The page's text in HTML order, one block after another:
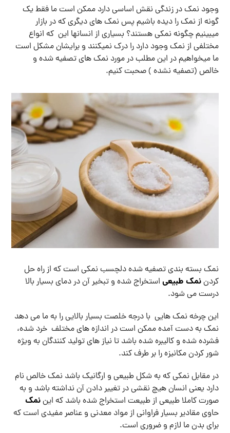
وجود نمک در زندگی نقش اساسی دارد ممکن است ما فقط یک
گونه از نمک را دیده باشیم پس نمک های دیگری که در بازار
میبینیم چگونه نمکی هستند؟ بسیاری از انسانها این که انواع
مختلفی از نمک وجود دارد را درک نمیکنند و برایشان مشکل است
ما میخواهیم در این مطلب در مورد نمک های تصفیه شده و
خالص (تصفیه نشده ) صحبت کنیم.
نمک بسته بندی تصفیه شده دلچسب نمکی است که از راه حل
کردننمک طبیعی استخراج شده و تبخیر آن در دمای بسیار بالا
درست می شود.
این چرخه نمک هایی با درجه خلصت بسیار بالایی را به ما می دهد
نمک به دست آمده ممکن است در اندازه های مختلف خرد شده،
فشرده شده و کالیبره شده باشد تا نیاز های تولید کنندگان به ویژه
شور کردن مکانیزه را بر طرف کند.
در مقابل نمکی که به شکل طبیعی و ارگانیک باشد نمک خالص نام
دارد یعنی انسان هیچ نقشی در تغییر دادن آن نداشته باشد و به
صورت کاملا طبیعی از طبیعت استخراج شده باشد که ایننمک
حاوی مقادیر بسیار فراوانی از مواد معدنی و عناصر مفیدی است که
برای بدن ما لازم و ضروری است.